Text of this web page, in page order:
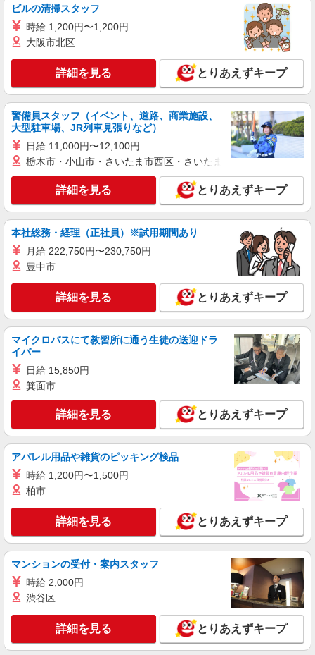
キープ 詳細を見る
紹介予定派遣
株式会社パソナ・東京キャリアセンター/KT600117089101
一般事務/経理/データ入力
時給1850円 ★交通費規定に基づき交通費支給
東京都中央区（三越前駅）
キープ 詳細を見る
株式会社パソナ・東京キャリアセンター/KT6001176628
一般事務
時給1900円 ★交通費規定に基づき交通費支給
東京都中央区（東京駅）
詳細を見る
株式会社パソナ・東京キャリアセンター/KT6001176096
一般事務
時給2000円 ＊スキル・経験により、ご相談可
能です。 月収例：280000円 ★交通費規定に基づ
キープ 詳細を見る
派遣社員
株式会社パソナ・東京キャリアセンター/KT600117325601
一般事務
月給307800円 ★交通費規定に基づき交通費支
給
東京都中央区（銀座駅）
キープ 詳細を見る
派遣社員
株式会社パソナ・東京キャリアセンター/KT600115814003
一般事務/貿易
月給307800円 ★交通費規定に基づき交通費支
給
ビルの清掃スタッフ
時給 1,200円〜1,200円
大阪市北区
詳細を見る とりあえずキープ
警備員スタッフ（イベント、道路、商業施設、
大型駐車場、JR列車見張りなど）
日給 11,000円〜12,100円
栃木市・小山市・さいたま市西区・さいたま市岩槻区・久喜市・
詳細を見る とりあえずキープ
本社総務・経理（正社員）※試用期間あり
月給 222,750円〜230,750円
豊中市
詳細を見る とりあえずキープ
マイクロバスにて教習所に通う生徒の送迎ドラ
イバー
日給 15,850円
箕面市
詳細を見る とりあえずキープ
アパレル用品や雑貨のピッキング検品
時給 1,200円〜1,500円
柏市
詳細を見る とりあえずキープ
マンションの受付・案内スタッフ
時給 2,000円
渋谷区
詳細を見る とりあえずキープ